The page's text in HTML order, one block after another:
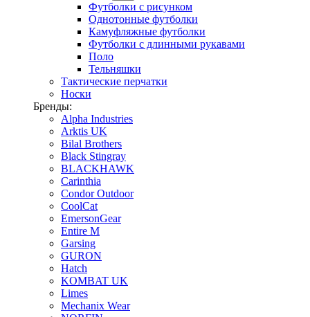
Футболки с рисунком
Однотонные футболки
Камуфляжные футболки
Футболки с длинными рукавами
Поло
Тельняшки
Тактические перчатки
Носки
Бренды:
Alpha Industries
Arktis UK
Bilal Brothers
Black Stingray
BLACKHAWK
Carinthia
Condor Outdoor
CoolCat
EmersonGear
Entire M
Garsing
GURON
Hatch
KOMBAT UK
Limes
Mechanix Wear